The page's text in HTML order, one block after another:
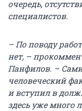
очередь,
специалистов.
– По поводу
нет, –
Панфилов. –
человеческий
и вступил в
здесь уже много